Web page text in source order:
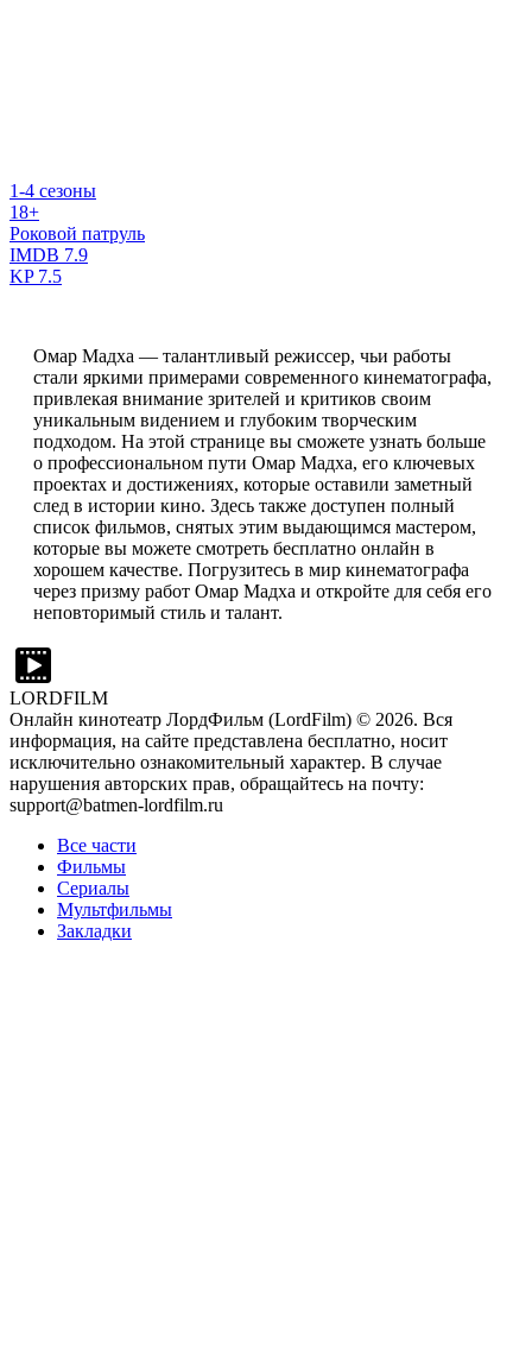
1-4 сезоны
18+
Роковой патруль
IMDB 7.9
KP7.5
Омар Мадха — талантливый режиссер, чьи работы
стали яркими примерами современного кинематографа,
привлекая внимание зрителей и критиков своим
уникальным видением и глубоким творческим
подходом. На этой странице вы сможете узнать больше
о профессиональном пути Омар Мадха, его ключевых
проектах и достижениях, которые оставили заметный
след в истории кино. Здесь также доступен полный
список фильмов, снятых этим выдающимся мастером,
которые вы можете смотреть бесплатно онлайн в
хорошем качестве. Погрузитесь в мир кинематографа
через призму работ Омар Мадха и откройте для себя его
неповторимый стиль и талант.
LORDFILM
Онлайн кинотеатр ЛордФильм (LordFilm) © 2026. Вся
информация, на сайте представлена бесплатно, носит
исключительно ознакомительный характер. В случае
нарушения авторских прав, обращайтесь на почту:
support@batmen-lordfilm.ru
Все части
Фильмы
Сериалы
Мультфильмы
Закладки